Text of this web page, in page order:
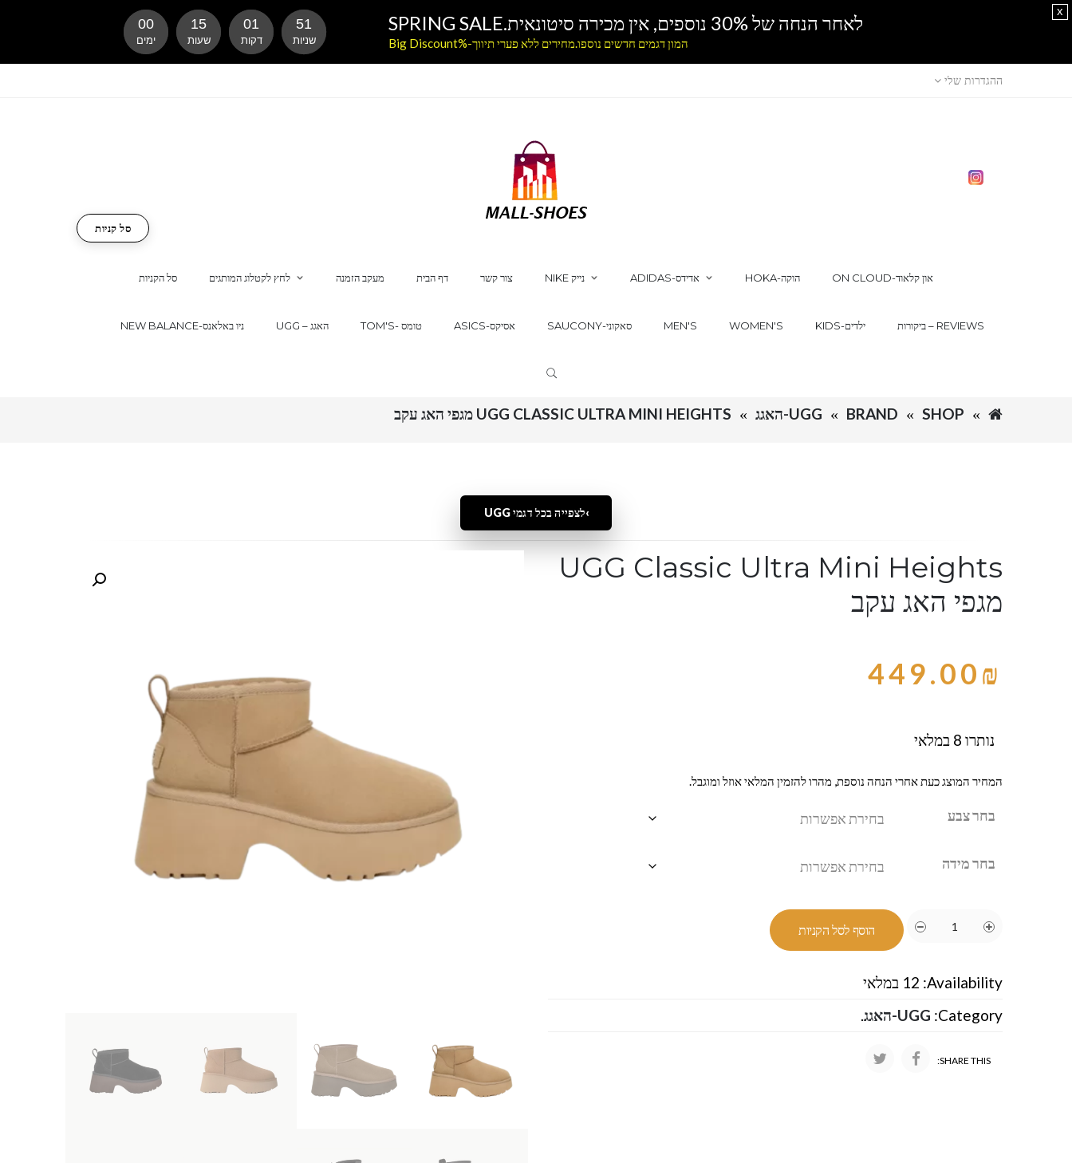
ההגדרות שלי
סל הקניות לחץ לקטלוג המותגים מעקב הזמנה דף הבית צור קשר NIKE נייק ADIDAS-אדידס HOKA-הוקה ON CLOUD-און קלאוד
NEW BALANCE-ניו באלאנס UGG – האגג TOM'S- טומס ASICS-אסיקס SAUCONY-סאקוני MEN'S WOMEN'S KIDS-ילדים ביקורות – REVIEWS
סל קניות
SHOP
BRAND UGG-האגג UGG CLASSIC ULTRA MINI HEIGHTS מגפי האג עקב
לצפייה בכל דגמי UGG
UGG Classic Ultra Mini Heights
מגפי האג עקב
449.00₪
נותרו 8 במלאי
המחיר המוצג כעת אחרי הנחה נוספת, מהרו להזמין המלאי אוזל ומוגבל.
בחר צבע
בחר מידה
הוסף לסל הקניות
Availability: 12 במלאי
Category: UGG-האגג .
SHARE THIS:
לאחר הנחה של 30% נוספים, אין מכירה סיטונאית.SPRING SALE
המון דגמים חדשים נוספו.מחירים ללא פערי תיווך-%Big Discount
00
ימים
15
שעות
01
דקות
50
שניות
x